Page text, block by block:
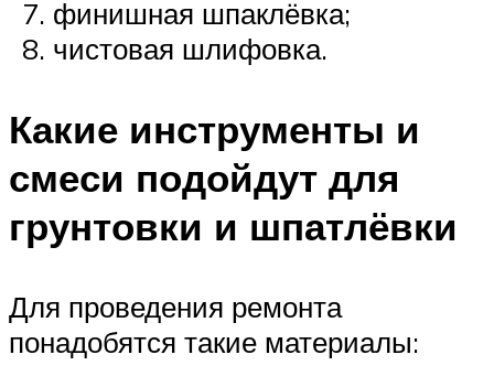
финишная шпаклёвка;
чистовая шлифовка.
Какие инструменты и
смеси подойдут для
грунтовки и шпатлёвки
Для проведения ремонта
понадобятся такие материалы: